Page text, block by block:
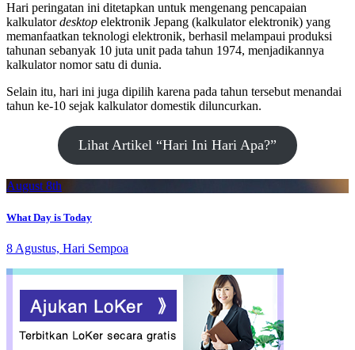
Hari peringatan ini ditetapkan untuk mengenang pencapaian
kalkulatordesktop elektronik Jepang (kalkulator elektronik) yang
memanfaatkan teknologi elektronik, berhasil melampaui produksi
tahunan sebanyak 10 juta unit pada tahun 1974, menjadikannya
kalkulator nomor satu di dunia.
Selain itu, hari ini juga dipilih karena pada tahun tersebut menandai
tahun ke-10 sejak kalkulator domestik diluncurkan.
Lihat Artikel “Hari Ini Hari Apa?”
August 8th
What Day is Today
8 Agustus, Hari Sempoa